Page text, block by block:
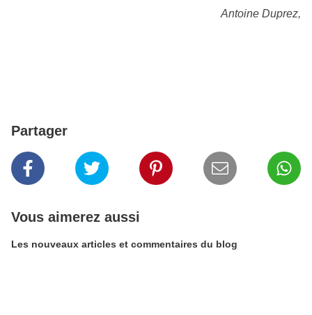
Antoine Duprez,
Partager
Vous aimerez aussi
Les nouveaux articles et commentaires du blog